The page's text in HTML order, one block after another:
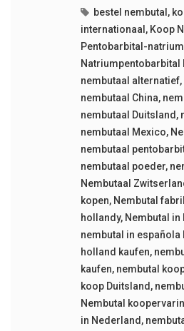
bestel nembutal ,
internationaal , Koop
Pentobarbital-natrium
Natriumpentobarbital
nembutaal alternatief,
nembutaal China,
nembutaal Duitsland ,
nembutaal Mexico,
nembutaal
nembutaal poeder,
Nembutaal
kopen, Nembutal
hollandy, Nembutal in
nembutal in española
holland kaufen,
kaufen, nembutal
koop Duitsland ,
Nembutal
in Nederland ,